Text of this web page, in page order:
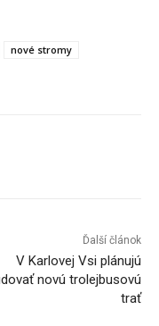
nové stromy
Ďalší článok
V Karlovej Vsi plánujú
novú trolejbusovú
trať